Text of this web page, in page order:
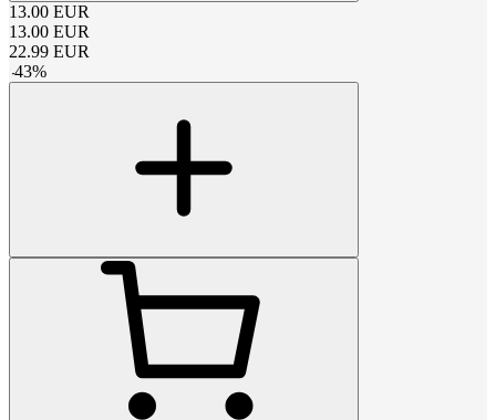
13.00 EUR
13.00 EUR
22.99 EUR
-43%